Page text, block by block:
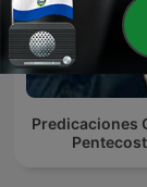
Predicaciones